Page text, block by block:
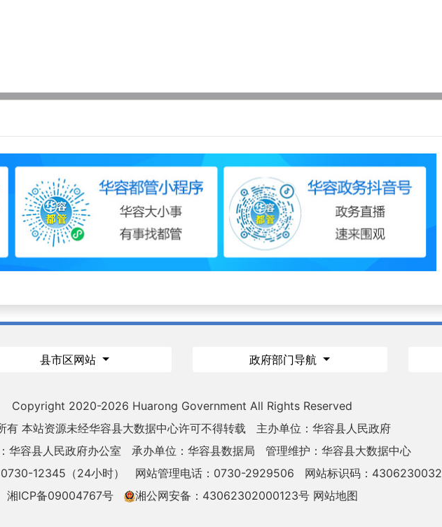
县市区网站 政府部门导航
Copyright 2020-2026 Huarong Government All Rights Reserved
有 本站资源未经华容县大数据中心许可不得转载
主办单位：华容县人民政府
华容县人民政府办公室
承办单位：华容县数据局
管理维护：华容县大数据中心
12345（24小时）
网站管理电话：0730-2929506
网站标识码：4306230032
湘ICP备09004767号
湘公网安备：43062302000123号 网站地图